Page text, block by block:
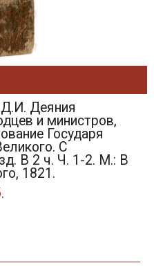
Деяния
и министров,
Государя
С
В 2 ч. Ч. 1-2. М.: В
1821.